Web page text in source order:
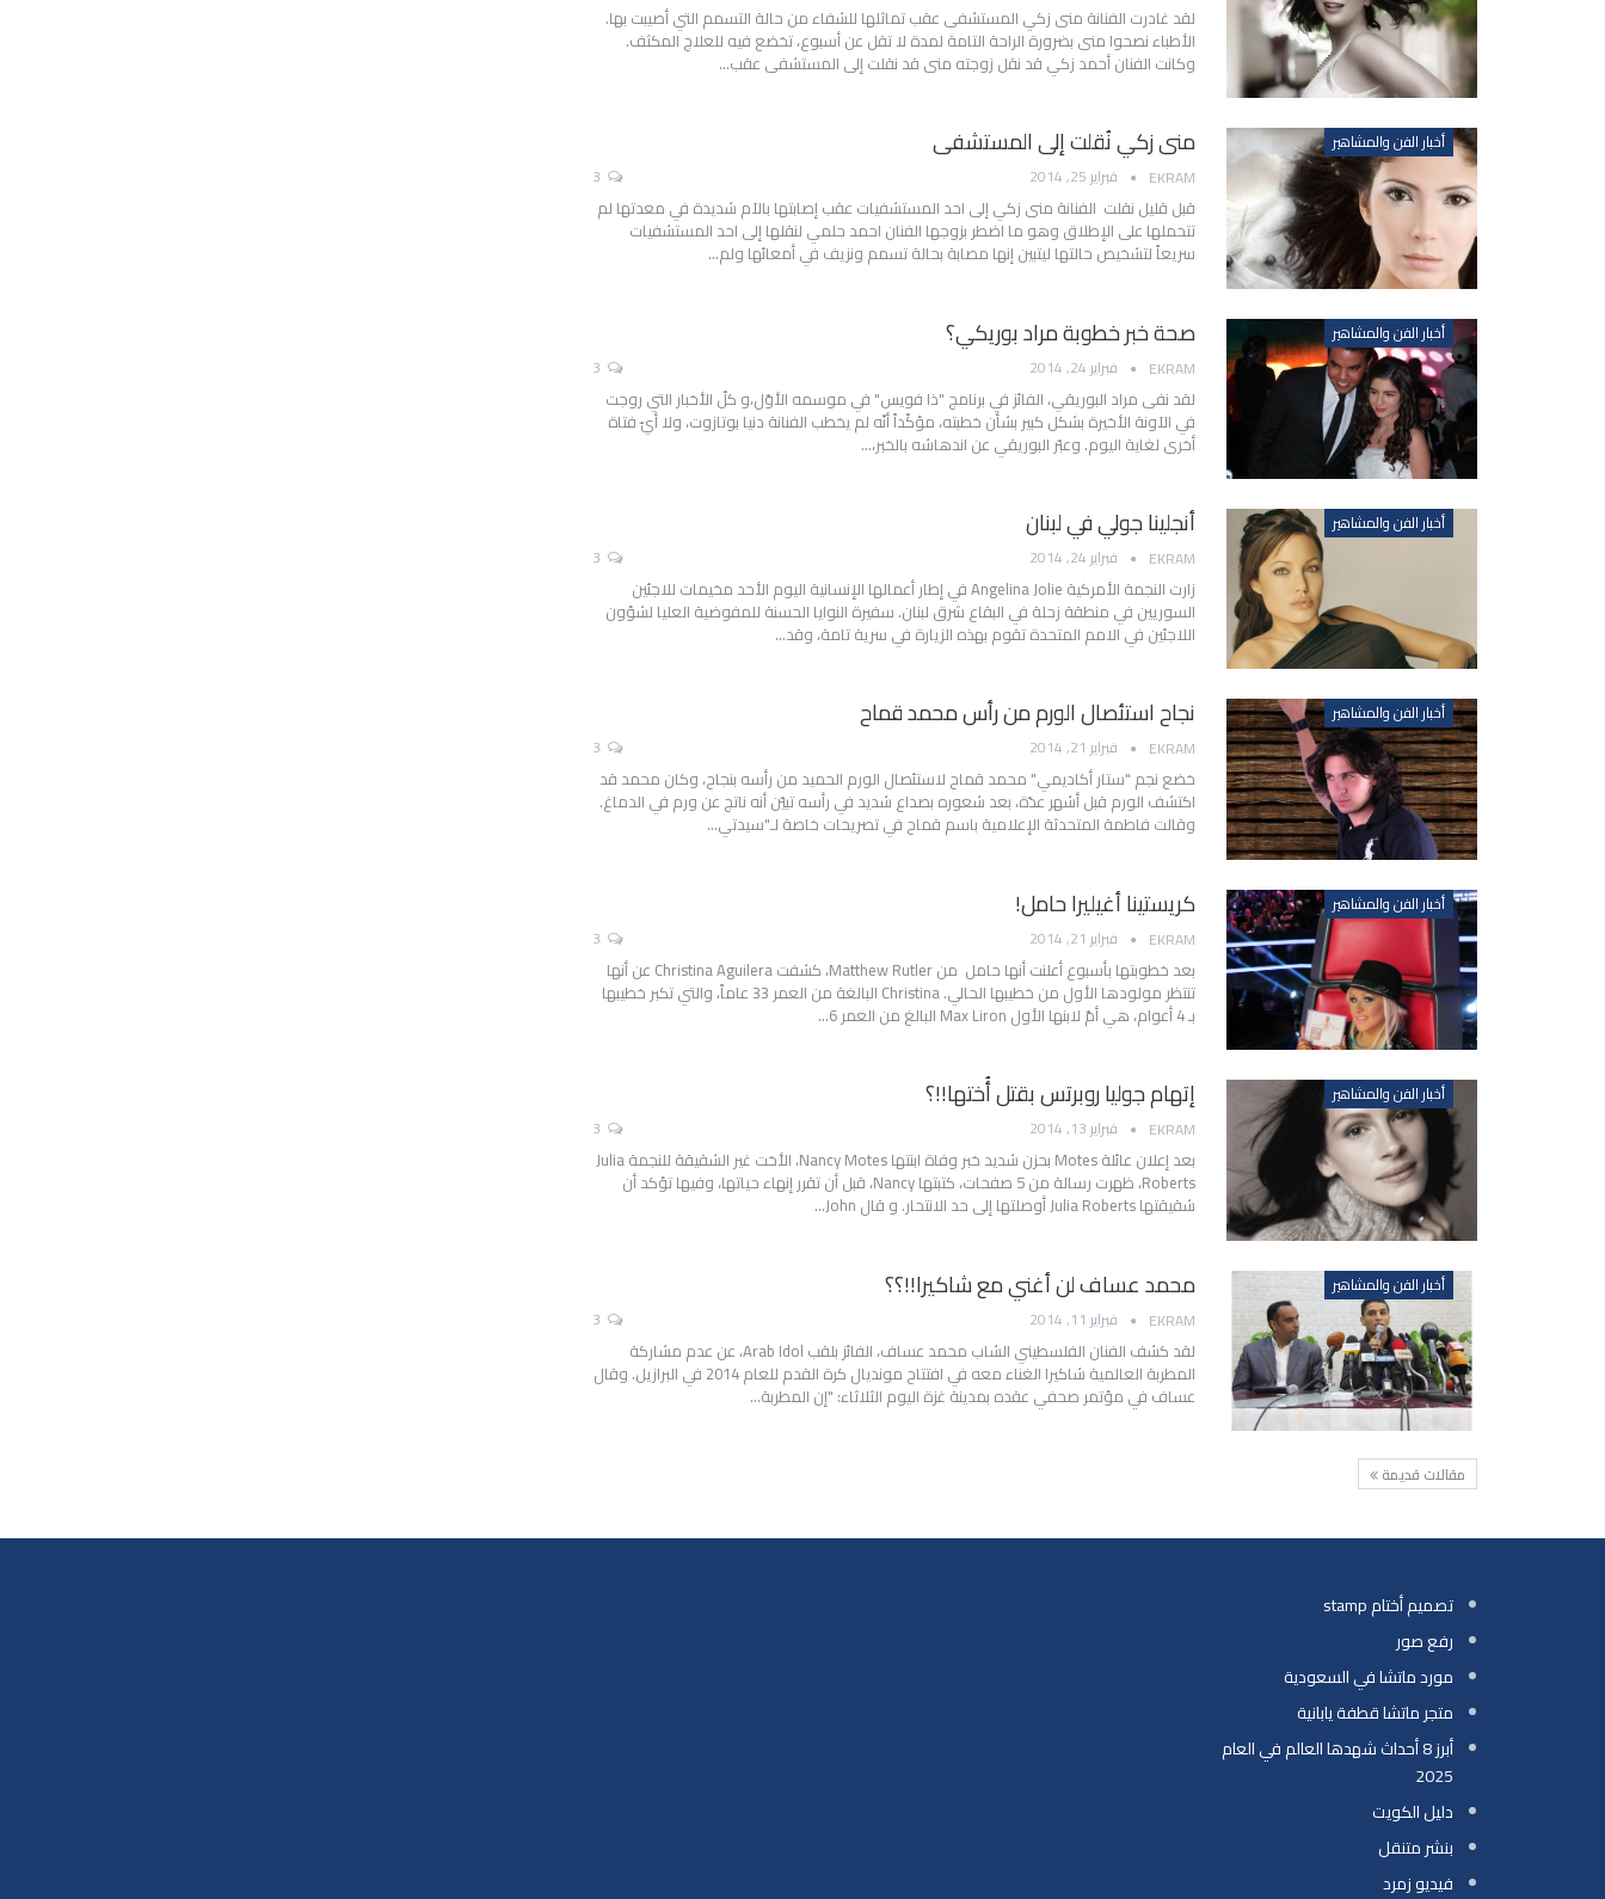
لقد غادرت الفنانة منى زكي المستشفى عقب تماثلها للشفاء من حالة التسمم التي أصيبت بها.
الأطباء نصحوا منى بضرورة الراحة التامة لمدة لا تقل عن أسبوع، تخضع فيه للعلاج المكثف.
وكانت الفنان أحمد زكي قد نقل زوجته منى قد نقلت إلى المستشفى عقب…
أخبار الفن والمشاهير منى زكي نُقلت إلى المستشفى
EKRAM فبراير 25, 2014
قبل قليل نقلت الفنانة منى زكي إلى احد المستشفيات عقب إصابتها بالآم شديدة في معدتها لم
تتحملها على الإطلاق وهو ما اضطر بزوجها الفنان احمد حلمي لنقلها إلى احد المستشفيات
سريعاً لتشخيص حالتها ليتبين إنها مصابة بحالة تسمم ونزيف في أمعائها ولم…
أخبار الفن والمشاهير صحة خبر خطوبة مراد بوريكي؟
EKRAM فبراير 24, 2014
لقد نفى مراد البوريقي، الفائز في برنامج "ذا فويس" في موسمه الأوّل،و كلّ الأخبار التي روجت
في الآونة الأخيرة بشكل كبير بشأن خطبته، مؤكّداً أنّه لم يخطب الفنانة دنيا بوتازوت، ولا أيّ فتاة
أخرى لغاية اليوم. وعبّر البوريقي عن اندهاشه بالخبر،…
أخبار الفن والمشاهير أنجلينا جولي في لبنان
EKRAM فبراير 24, 2014
زارت النجمة الأمركية Angelina Jolie في إطار أعمالها الإنسانية اليوم الأحد مخيمات للاجئين
السوريين في منطقة زحلة في البقاع شرق لبنان. سفيرة النوايا الحسنة للمفوضية العليا لشؤون
اللاجئين في الامم المتحدة تقوم بهذه الزيارة في سرية تامة، وقد…
أخبار الفن والمشاهير نجاح استئصال الورم من رأس محمد قماح
EKRAM فبراير 21, 2014
خضع نجم "ستار أكاديمي" محمد قماح لاستئصال الورم الحميد من رأسه بنجاح، وكان محمد قد
اكتشف الورم قبل أشهر عدّة، بعد شعوره بصداع شديد في رأسه تبيّن أنه ناتج عن ورم في الدماغ.
وقالت فاطمة المتحدثة الإعلامية باسم قماح في تصريحات خاصة لـ"سيدتي…
أخبار الفن والمشاهير كريستينا أغيليرا حامل!
EKRAM فبراير 21, 2014
بعد خطوبتها بأسبوع أعلنت أنها حامل من Matthew Rutler، كشفت Christina Aguilera عن أنها
تنتظر مولودها الأول من خطيبها الحالي. Christina البالغة من العمر 33 عاماً، والتي تكبر خطيبها
بـ 4 أعوام، هي أمّ لابنها الأول Max Liron البالغ من العمر 6…
أخبار الفن والمشاهير إتهام جوليا روبرتس بقتل أُختها!!؟
EKRAM فبراير 13, 2014
بعد إعلان عائلة Motes بحزن شديد خبر وفاة ابنتها Nancy Motes، الأخت غير الشقيقة للنجمة Julia
Roberts، ظهرت رسالة من 5 صفحات، كتبتها Nancy، قبل أن تقرر إنهاء حياتها، وفيها تؤكد أن
شقيقتها Julia Roberts أوصلتها إلى حد الانتحار. و قال John…
أخبار الفن والمشاهير محمد عساف لن أغني مع شاكيرا!!؟؟
EKRAM فبراير 11, 2014
لقد كشف الفنان الفلسطيني الشاب محمد عساف، الفائز بلقب Arab Idol، عن عدم مشاركة
المطربة العالمية شاكيرا الغناء معه في افتتاح مونديال كرة القدم للعام 2014 في البرازيل. وقال
عساف في مؤتمر صحفي عقده بمدينة غزة اليوم الثلاثاء: "إن المطربة…
مقالات قديمة
تصميم أختام stamp
رفع صور
مورد ماتشا في السعودية
متجر ماتشا قطفة يابانية
أبرز 8 أحداث شهدها العالم في العام
2025
دليل الكويت
بنشر متنقل
فيديو زمرد